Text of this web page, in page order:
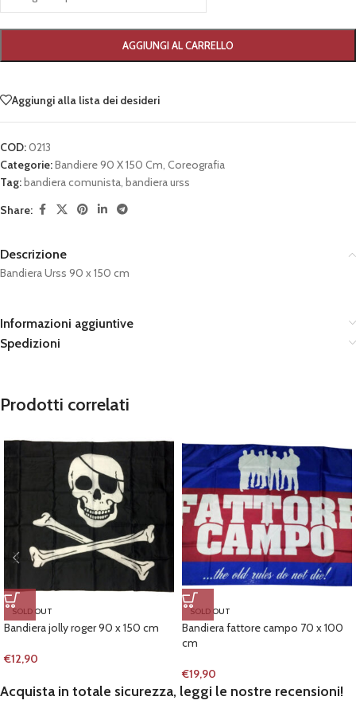
AGGIUNGI AL CARRELLO
Aggiungi alla lista dei desideri
COD:0213
Categorie:Bandiere 90 X 150 Cm, Coreografia
Tag: bandiera comunista, bandiera urss
Share:
Descrizione
Bandiera Urss 90 x 150 cm
Informazioni aggiuntive
Spedizioni
Prodotti correlati
SOLD OUT
Bandiera jolly roger 90 x 150 cm
€12,90
SOLD OUT
Bandiera fattore campo 70 x 100
cm
€19,90
Acquista in totale sicurezza, leggi le nostre recensioni!